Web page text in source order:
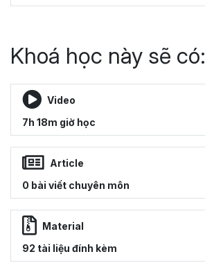
Khoá học này sẽ có:
Video
7h 18m giờ học
Article
0 bài viết chuyên môn
Material
92 tài liệu đính kèm